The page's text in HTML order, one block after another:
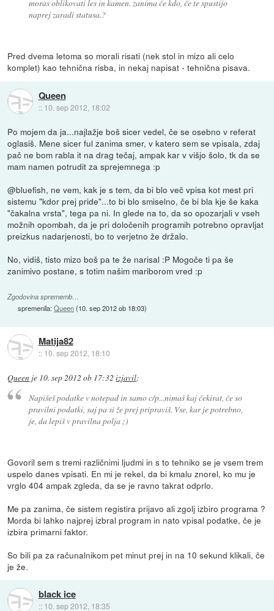
moras oblikovati les in kamen. zanima če kdo, če te spustijo
naprej zaradi statusa.?
Pred dvema letoma so morali risati (nek stol in mizo ali celo
komplet) kao tehnična risba, in nekaj napisat - tehnična pisava.
Queen
:: 10. sep 2012, 18:02
Po mojem da ja...najlažje boš sicer vedel, če se osebno v referat
oglasiš. Mene sicer ful zanima smer, v katero sem se vpisala, zdaj
pač ne bom rabla it na drag tečaj, ampak kar v višjo šolo, tk da se
mam namen potrudit za sprejemnega :p
@bluefish, ne vem, kak je s tem, da bi blo več vpisa kot mest pri
sistemu "kdor prej pride"...to bi blo smiselno, če bi bla kje še kaka
"čakalna vrsta", tega pa ni. In glede na to, da so opozarjali v vseh
možnih opombah, da je pri določenih programih potrebno opravljat
preizkus nadarjenosti, bo to verjetno že držalo.
No, vidiš, tisto mizo boš pa te že narisal :P Mogoče ti pa še
zanimivo postane, s totim našim mariborom vred :p
Zgodovina sprememb…
spremenila:Queen(10. sep 2012 ob 18:03)
Matija82
:: 10. sep 2012, 18:10
Queen je 10. sep 2012 ob 17:32 izjavil:
Napišeš podatke v notepad in samo c/p...nimaš kaj čekirat, če so
pravilni podatki, saj pa si že prej pripraviš. Vse, kar je potrebno,
je, da lepiš v pravilna polja ;)
Govoril sem s tremi različnimi ljudmi in s to tehniko se je vsem trem
uspelo danes vpisati. En mi je rekel, da bi kmalu znorel, ko mu je
vrglo 404 ampak zgleda, da se je ravno takrat odprlo.
Me pa zanima, če sistem registira prijavo ali zgolj izbiro programa ?
Morda bi lahko najprej izbral program in nato vpisal podatke, če je
izbira primarni faktor.
So bili pa za računalnikom pet minut prej in na 10 sekund klikali, če
je že.
black ice
:: 10. sep 2012, 18:35